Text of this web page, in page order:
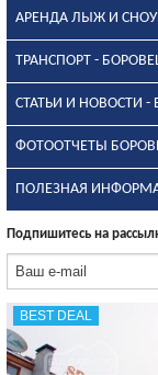
АРЕНДА ЛЫЖ И
ТРАНСПОРТ -
СТАТЬИ И НОВОСТИ -
ФОТООТЧЕТЫ
ПОЛЕЗНАЯ
Подпишитесь на
BEST DEAL